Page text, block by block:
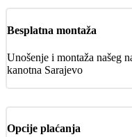
Besplatna montaža
Unošenje i montaža našeg
kanotna Sarajevo
Opcije plaćanja